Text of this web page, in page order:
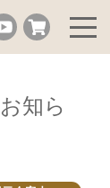
知ら